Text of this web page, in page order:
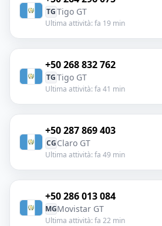
TGTigo GT
Ultima attività: fa 19 min
+50 268 832 762
TGTigo GT
Ultima attività: fa 41 min
+50 287 869 403
CGClaro GT
Ultima attività: fa 49 min
+50 286 013 084
MGMovistar GT
Ultima attività: fa 22 min